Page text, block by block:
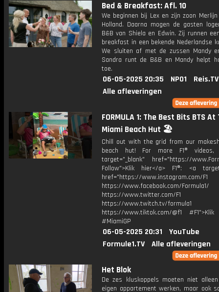
Bed & Breakfast: Afl. 10
We beginnen bij Lex en zijn zoon
Holland. Daarna mogen de gasten
B&B van Shiela en Edwin. Zij runnen
breakfast in een bekende Nederlandse
We sluiten af met de zussen Mandy
Sandra runt de B&B en Mandy helpt
toe.
06-05-2025 20:35 NPO1
Reis.TV
Alle afleveringen
FORMULA 1: The Best Bits BTS At
Miami Beach Hut 🏖️
Chill out with the grid from our
beach hut! For more F1®
target="_blank" href="https://
Follow">Klik hier</a> F1®: <a
href="https://www.instagram.com/F1
https://www.facebook.com/Formula1/
https://www.twitter.com/F1
https://www.twitch.tv/formula1
https://www.tiktok.com/@f1
#MiamiGP
06-05-2025 20:31
YouTube
Formule1.TV
Alle afleveringen
Het Blok
De zes kluskoppels moeten niet
eigen appartement werken, maar ook